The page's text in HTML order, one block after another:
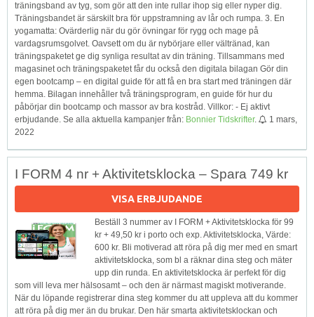
träningsband av tyg, som gör att den inte rullar ihop sig eller nyper dig.
Träningsbandet är särskilt bra för uppstramning av lår och rumpa. 3. En
yogamatta: Ovärderlig när du gör övningar för rygg och mage på
vardagsrumsgolvet. Oavsett om du är nybörjare eller vältränad, kan
träningspaketet ge dig synliga resultat av din träning. Tillsammans med
magasinet och träningspaketet får du också den digitala bilagan Gör din
egen bootcamp – en digital guide för att få en bra start med träningen där
hemma. Bilagan innehåller två träningsprogram, en guide för hur du
påbörjar din bootcamp och massor av bra kostråd. Villkor: - Ej aktivt
erbjudande. Se alla aktuella kampanjer från: Bonnier Tidskrifter.
1 mars,
2022
I FORM 4 nr + Aktivitetsklocka – Spara 749 kr
VISA ERBJUDANDE
Beställ 3 nummer av I FORM + Aktivitetsklocka för 99
kr + 49,50 kr i porto och exp. Aktivitetsklocka, Värde:
600 kr. Bli motiverad att röra på dig mer med en smart
aktivitetsklocka, som bl a räknar dina steg och mäter
upp din runda. En aktivitetsklocka är perfekt för dig
som vill leva mer hälsosamt – och den är närmast magiskt motiverande.
När du löpande registrerar dina steg kommer du att uppleva att du kommer
att röra på dig mer än du brukar. Den här smarta aktivitetsklockan och